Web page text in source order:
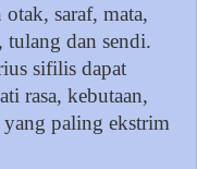
saraf, mata,
dan sendi.
sifilis dapat
rasa, kebutaan,
yang paling ekstrim